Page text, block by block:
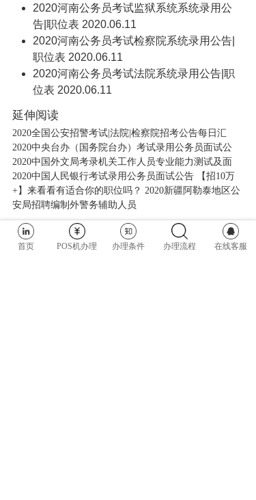
2020河南公务员考试监狱系统系统录用公
告|职位表 2020.06.11
2020河南公务员考试检察院系统录用公告|
职位表 2020.06.11
2020河南公务员考试法院系统录用公告|职
位表 2020.06.11
延伸阅读
2020全国公安招警考试|法院|检察院招考公告每日汇
2020中央台办（国务院台办）考试录用公务员面试公
2020中国外文局考录机关工作人员专业能力测试及面
2020中国人民银行考试录用公务员面试公告 【招10万
+】来看看有适合你的职位吗？ 2020新疆阿勒泰地区公
安局招聘编制外警务辅助人员
首页 POS机办理 办理条件 办理流程 在线客服